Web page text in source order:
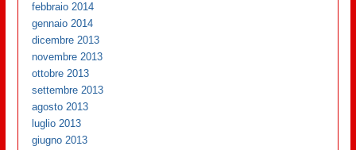
febbraio 2014
gennaio 2014
dicembre 2013
novembre 2013
ottobre 2013
settembre 2013
agosto 2013
luglio 2013
giugno 2013